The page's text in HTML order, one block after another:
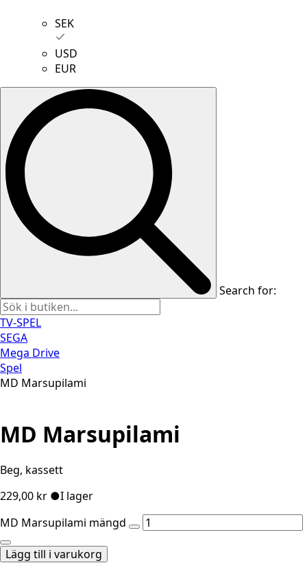
SEK
USD
EUR
Search for:
TV-SPEL
SEGA
Mega Drive
Spel
MD Marsupilami
MD Marsupilami
Beg, kassett
229,00 kr ●I lager
MD Marsupilami mängd
Lägg till i varukorg